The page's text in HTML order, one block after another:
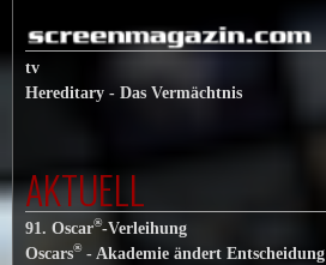
tv
Hereditary - Das Vermächtnis
AKTUELL
91. Oscar®-Verleihung
Oscars®- Akademie ändert Entscheidung